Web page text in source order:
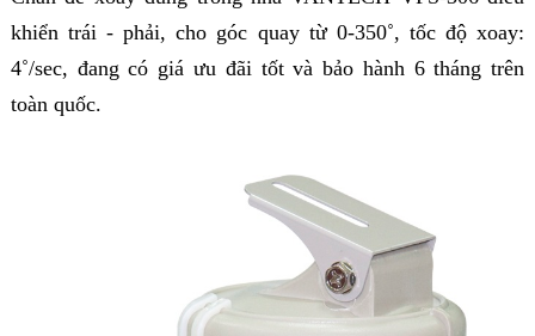
khiển trái - phải, cho góc quay từ 0-350˚, tốc độ xoay:
4˚/sec, đang có giá ưu đãi tốt và bảo hành 6 tháng trên
toàn quốc.